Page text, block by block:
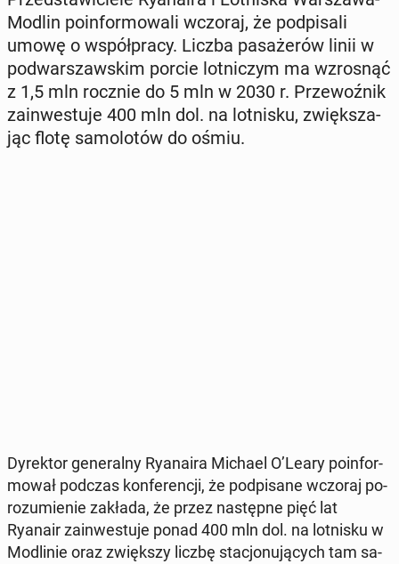
Modlin po­in­for­mo­wa­li wczoraj, że pod­pi­sa­li
umowę o współ­pra­cy. Liczba pa­sa­że­rów linii w
pod­war­szaw­skim porcie lot­ni­czym ma wzro­snąć
z 1,5 mln rocznie do 5 mln w 2030 r. Prze­woź­nik
za­in­we­stu­je 400 mln dol. na lot­ni­sku, zwięk­sza­
jąc flotę sa­mo­lo­tów do ośmiu.
Dy­rek­tor ge­ne­ral­ny Ry­ana­ira Michael O’Leary po­in­for­
mo­wał podczas kon­fe­ren­cji, że pod­pi­sa­ne wczoraj po­
ro­zu­mie­nie zakłada, że przez na­stęp­ne pięć lat
Ryanair za­in­we­stu­je ponad 400 mln dol. na lot­ni­sku w
Mo­dli­nie oraz zwięk­szy liczbę sta­cjo­nu­ją­cych tam sa­